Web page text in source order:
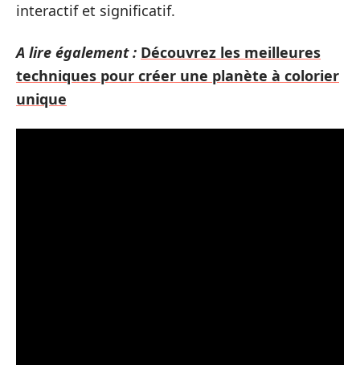
interactif et significatif.
A lire également : Découvrez les meilleures
techniques pour créer une planète à colorier
unique